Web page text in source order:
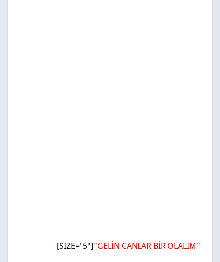
[SIZE="5"]''GELİN CANLAR BİR OLALIM''